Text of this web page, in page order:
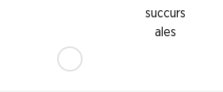
succurs
ales